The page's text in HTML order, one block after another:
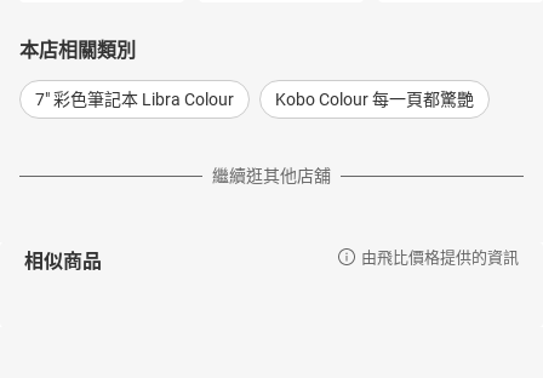
本店相關類別
7" 彩色筆記本 Libra Colour Kobo Colour 每一頁都驚艷
繼續逛其他店舖
相似商品 由飛比價格提供的資訊